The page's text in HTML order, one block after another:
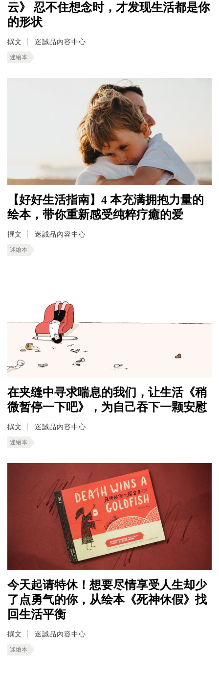
云》 忍不住想念时，才发现生活都是你
的形状
撰文 迷誠品內容中心
迷繪本
【好好生活指南】4 本充满拥抱力量的
绘本，带你重新感受纯粹疗癒的爱
撰文 迷誠品內容中心
迷繪本
在夹缝中寻求喘息的我们，让生活《稍
微暂停一下吧》，为自己吞下一颗安慰
撰文 迷誠品內容中心
迷繪本
今天起请特休！想要尽情享受人生却少
了点勇气的你，从绘本《死神休假》找
回生活平衡
撰文 迷誠品內容中心
迷繪本